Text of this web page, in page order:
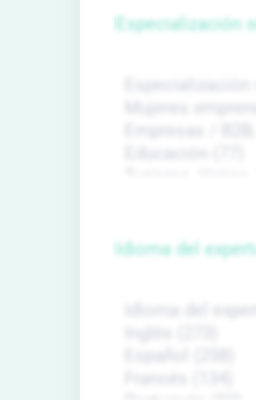
Especialización
Idioma del